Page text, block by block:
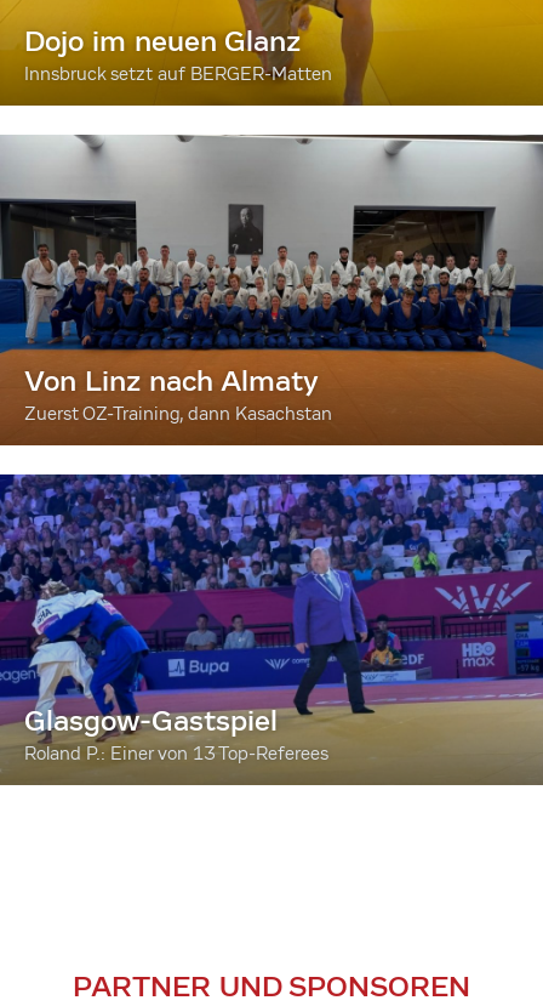
Dojo im neuen Glanz
Innsbruck setzt auf BERGER-Matten
Von Linz nach Almaty
Zuerst OZ-Training, dann Kasachstan
Glasgow-Gastspiel
Roland P.: Einer von 13 Top-Referees
PARTNER UND SPONSOREN